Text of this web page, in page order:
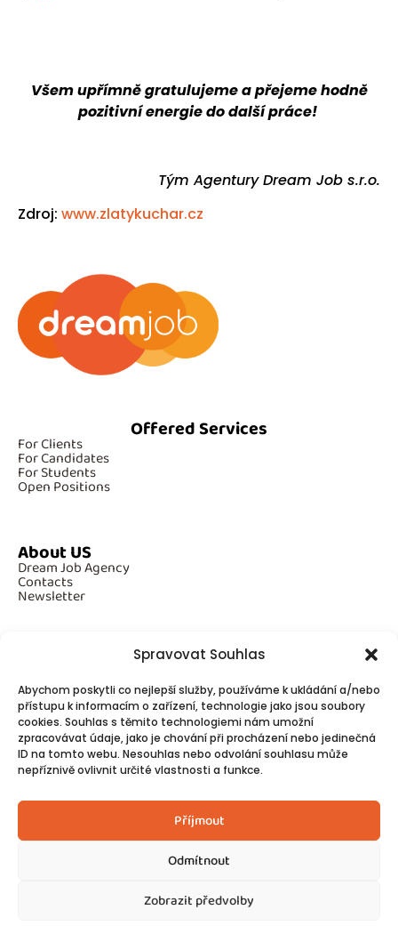
Spravovat Souhlas
Abychom poskytli co nejlepší služby, používáme k ukládání a/nebo
přístupu k informacím o zařízení, technologie jako jsou soubory
cookies. Souhlas s těmito technologiemi nám umožní
zpracovávat údaje, jako je chování při procházení nebo jedinečná
ID na tomto webu. Nesouhlas nebo odvolání souhlasu může
nepříznivě ovlivnit určité vlastnosti a funkce.
Příjmout
Odmítnout
Zobrazit předvolby
Všem upřímně gratulujeme a přejeme hodně
pozitivní energie do další práce!
Tým Agentury Dream Job s.r.o.
Zdroj: www.zlatykuchar.cz
Offered Services
For Clients
For Candidates
For Students
Open Positions
About US
Dream Job Agency
Contacts
Newsletter
Additional Information
GDPR
Cookies
Follow Us